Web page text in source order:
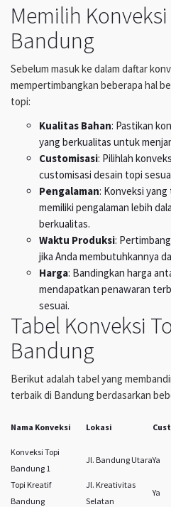
Memilih
Bandung
Sebelum masuk ke dalam daftar
mempertimbangkan beberapa hal
topi:
Kualitas Bahan: Pastikan
yang berkualitas untuk
Customisasi: Pilihlah
customisasi desain topi
Pengalaman: Konveksi yang
memiliki pengalaman lebih
berkualitas.
Waktu Produksi:
jika Anda membutuhkannya
Harga: Bandingkan harga
mendapatkan penawaran
sesuai.
Tabel Konveksi
Bandung
Berikut adalah tabel yang
terbaik di Bandung berdasarkan
Nama Konveksi Lokasi
Konveksi Topi
Bandung 1
Jl. Bandung UtaraYa
Topi Kreatif
Bandung
Jl. Kreativitas
Selatan
Ya